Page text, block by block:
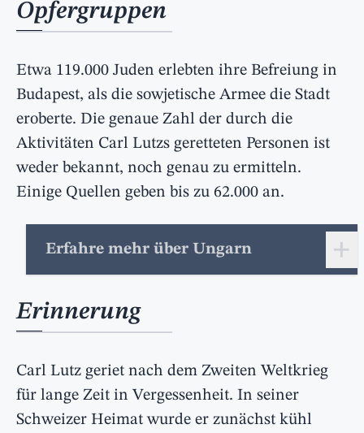
Opfergruppen
Etwa 119.000 Juden erlebten ihre Befreiung in
Budapest, als die sowjetische Armee die Stadt
eroberte. Die genaue Zahl der durch die
Aktivitäten Carl Lutzs geretteten Personen ist
weder bekannt, noch genau zu ermitteln.
Einige Quellen geben bis zu 62.000 an.
Erfahre mehr über Ungarn +
Erinnerung
Carl Lutz geriet nach dem Zweiten Weltkrieg
für lange Zeit in Vergessenheit. In seiner
Schweizer Heimat wurde er zunächst kühl